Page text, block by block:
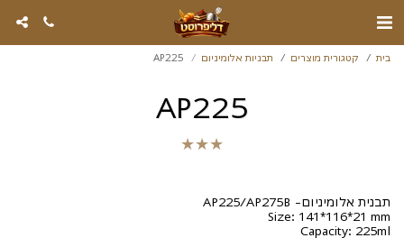
בית קטגורית מוצרים תבניות אלומיניום AP225
AP225
★
★
★